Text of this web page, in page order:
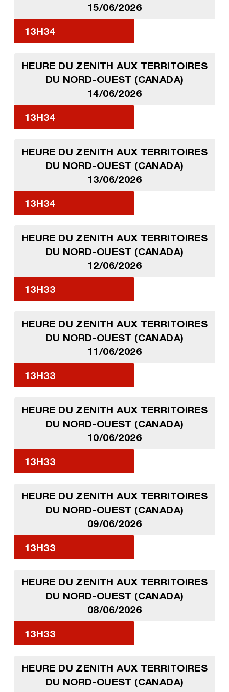
15/06/2026
13H34
HEURE DU ZENITH AUX TERRITOIRES
DU NORD-OUEST (CANADA)
14/06/2026
13H34
HEURE DU ZENITH AUX TERRITOIRES
DU NORD-OUEST (CANADA)
13/06/2026
13H34
HEURE DU ZENITH AUX TERRITOIRES
DU NORD-OUEST (CANADA)
12/06/2026
13H33
HEURE DU ZENITH AUX TERRITOIRES
DU NORD-OUEST (CANADA)
11/06/2026
13H33
HEURE DU ZENITH AUX TERRITOIRES
DU NORD-OUEST (CANADA)
10/06/2026
13H33
HEURE DU ZENITH AUX TERRITOIRES
DU NORD-OUEST (CANADA)
09/06/2026
13H33
HEURE DU ZENITH AUX TERRITOIRES
DU NORD-OUEST (CANADA)
08/06/2026
13H33
HEURE DU ZENITH AUX TERRITOIRES
DU NORD-OUEST (CANADA)